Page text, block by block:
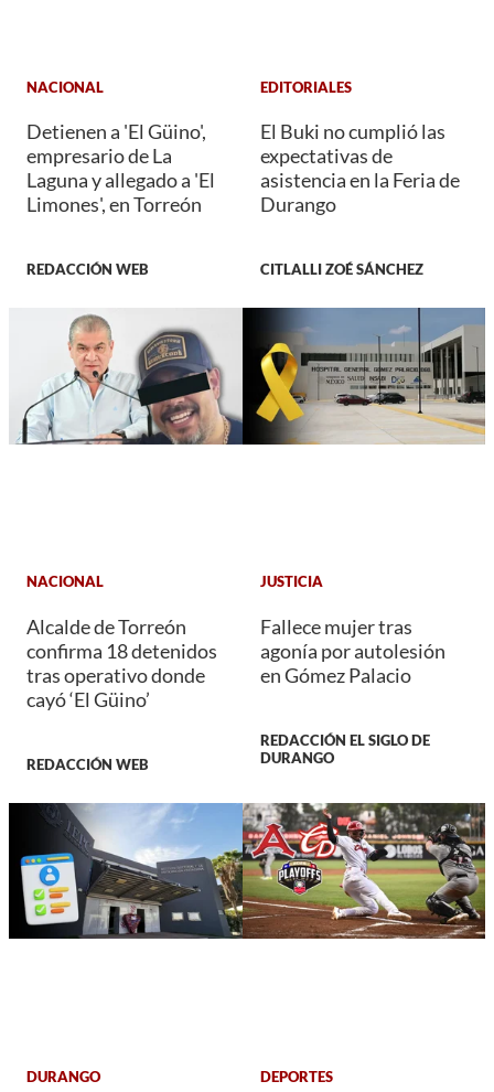
NACIONAL
Detienen a 'El Güino',
empresario de La
Laguna y allegado a 'El
Limones', en Torreón
REDACCIÓN WEB
EDITORIALES
El Buki no cumplió las
expectativas de
asistencia en la Feria de
Durango
CITLALLI ZOÉ SÁNCHEZ
NACIONAL
Alcalde de Torreón
confirma 18 detenidos
tras operativo donde
cayó ‘El Güino’
REDACCIÓN WEB
JUSTICIA
Fallece mujer tras
agonía por autolesión
en Gómez Palacio
REDACCIÓN EL SIGLO DE
DURANGO
DURANGO DEPORTES